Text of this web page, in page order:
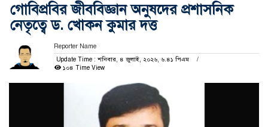
গোবিপ্রবির জীববিজ্ঞান অনুষদের প্রশাসনিক
নেতৃত্বে ড. খোকন কুমার দত্ত
Reporter Name
Update Time : শনিবার, ৪ জুলাই, ২০২৬, ৬.৪১ পিএম
১০৪ Time View